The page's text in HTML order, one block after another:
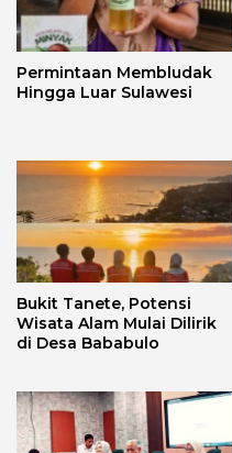
Permintaan Membludak
Hingga Luar Sulawesi
Bukit Tanete, Potensi
Wisata Alam Mulai Dilirik
di Desa Bababulo